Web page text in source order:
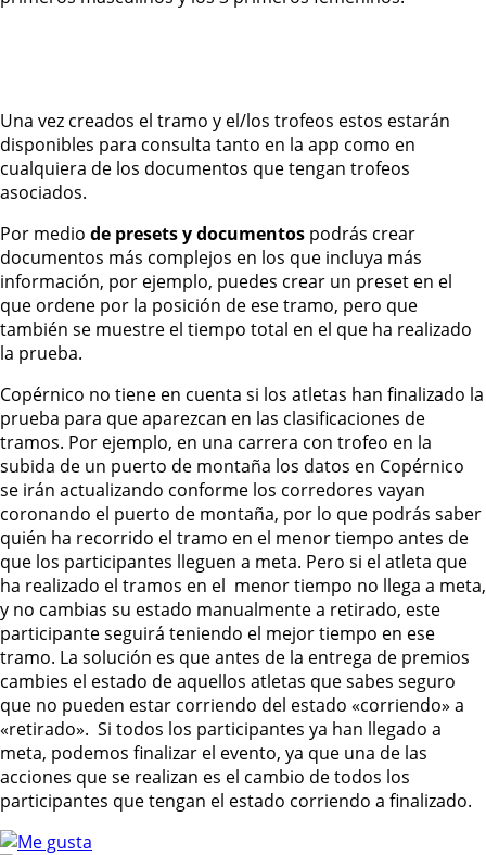
Una vez creados el tramo y el/los trofeos estos estarán
disponibles para consulta tanto en la app como en
cualquiera de los documentos que tengan trofeos
asociados.
Por medio de presets y documentos podrás crear
documentos más complejos en los que incluya más
información, por ejemplo, puedes crear un preset en el
que ordene por la posición de ese tramo, pero que
también se muestre el tiempo total en el que ha realizado
la prueba.
Copérnico no tiene en cuenta si los atletas han finalizado la
prueba para que aparezcan en las clasificaciones de
tramos. Por ejemplo, en una carrera con trofeo en la
subida de un puerto de montaña los datos en Copérnico
se irán actualizando conforme los corredores vayan
coronando el puerto de montaña, por lo que podrás saber
quién ha recorrido el tramo en el menor tiempo antes de
que los participantes lleguen a meta. Pero si el atleta que
ha realizado el tramos en el menor tiempo no llega a meta,
y no cambias su estado manualmente a retirado, este
participante seguirá teniendo el mejor tiempo en ese
tramo. La solución es que antes de la entrega de premios
cambies el estado de aquellos atletas que sabes seguro
que no pueden estar corriendo del estado «corriendo» a
«retirado». Si todos los participantes ya han llegado a
meta, podemos finalizar el evento, ya que una de las
acciones que se realizan es el cambio de todos los
participantes que tengan el estado corriendo a finalizado.